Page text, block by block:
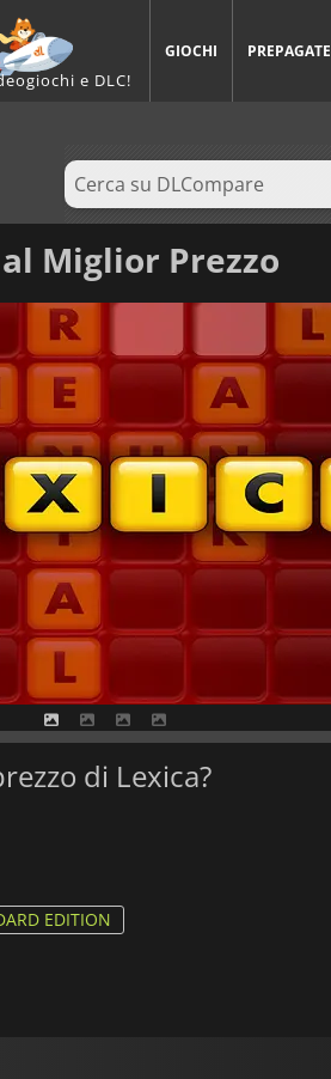
e DLC!
GIOCHI PREPAGATE
al Miglior Prezzo
di Lexica?
EDITION